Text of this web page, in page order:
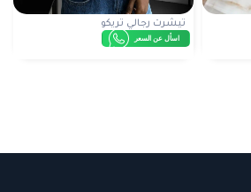
تيشرت رجالي تريكو
اسأل عن السعر